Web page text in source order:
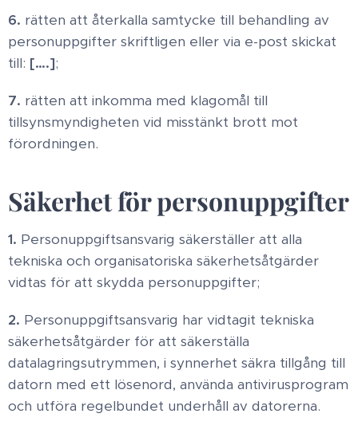
6. rätten att återkalla samtycke till behandling av
personuppgifter skriftligen eller via e-post skickat
till: [….];
7. rätten att inkomma med klagomål till
tillsynsmyndigheten vid misstänkt brott mot
förordningen.
Säkerhet för personuppgifter
1. Personuppgiftsansvarig säkerställer att alla
tekniska och organisatoriska säkerhetsåtgärder
vidtas för att skydda personuppgifter;
2. Personuppgiftsansvarig har vidtagit tekniska
säkerhetsåtgärder för att säkerställa
datalagringsutrymmen, i synnerhet säkra tillgång till
datorn med ett lösenord, använda antivirusprogram
och utföra regelbundet underhåll av datorerna.